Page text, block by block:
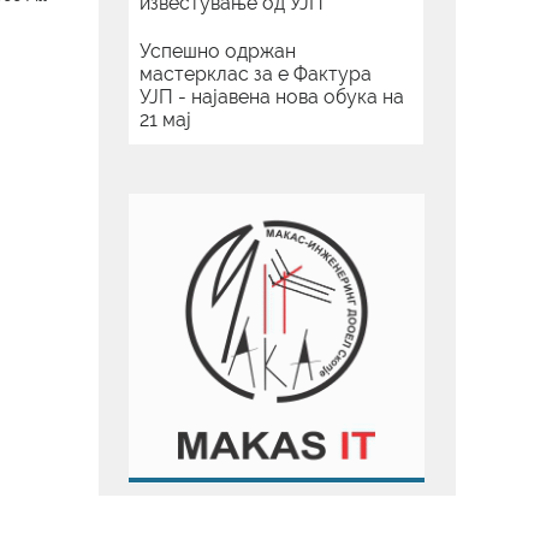
Успешно одржан
мастерклас за е Фактура
УЈП - најавена нова обука на
21 мај